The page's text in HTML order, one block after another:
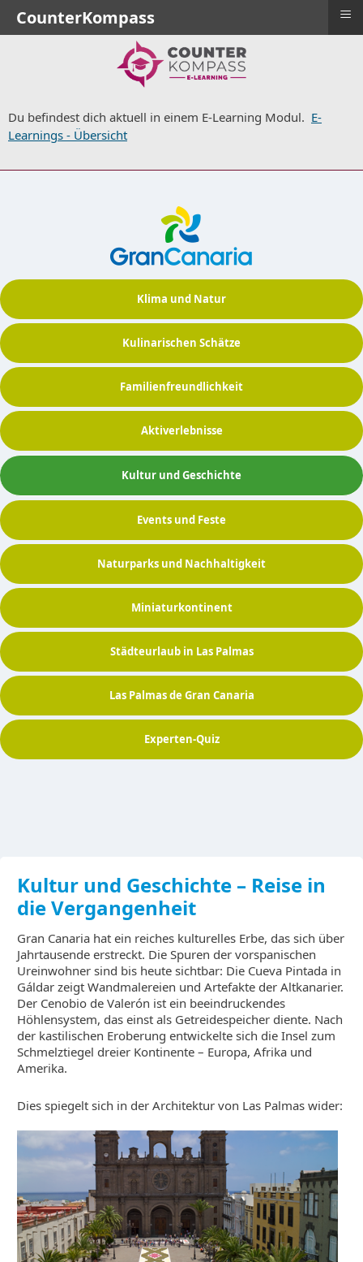
Du befindest dich aktuell in einem E-Learning Modul. E-
Learnings - Übersicht
Klima und Natur
Kulinarischen Schätze
Familienfreundlichkeit
Aktiverlebnisse
Kultur und Geschichte
Events und Feste
Naturparks und Nachhaltigkeit
Miniaturkontinent
Städteurlaub in Las Palmas
Las Palmas de Gran Canaria
Experten-Quiz
Kultur und Geschichte – Reise in
die Vergangenheit
Gran Canaria hat ein reiches kulturelles Erbe, das sich über
Jahrtausende erstreckt. Die Spuren der vorspanischen
Ureinwohner sind bis heute sichtbar: Die Cueva Pintada in
Gáldar zeigt Wandmalereien und Artefakte der Altkanarier.
Der Cenobio de Valerón ist ein beeindruckendes
Höhlensystem, das einst als Getreidespeicher diente. Nach
der kastilischen Eroberung entwickelte sich die Insel zum
Schmelztiegel dreier Kontinente – Europa, Afrika und
Amerika.
Dies spiegelt sich in der Architektur von Las Palmas wider:
CounterKompass ≡